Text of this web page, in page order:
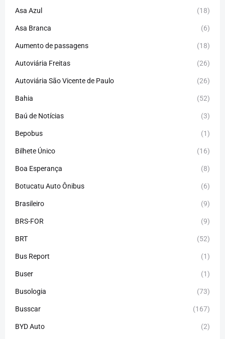
Asa Azul (18)
Asa Branca (6)
Aumento de passagens (18)
Autoviária Freitas (26)
Autoviária São Vicente de Paulo (26)
Bahia (52)
Baú de Notícias (3)
Bepobus (1)
Bilhete Único (16)
Boa Esperança (8)
Botucatu Auto Ônibus (6)
Brasileiro (9)
BRS-FOR (9)
BRT (52)
Bus Report (1)
Buser (1)
Busologia (73)
Busscar (167)
BYD Auto (2)